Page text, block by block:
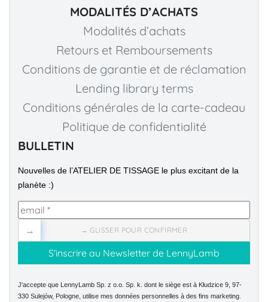
MODALITÉS D’ACHATS
Modalités d’achats
Retours et Remboursements
Conditions de garantie et de réclamation
Lending library terms
Conditions générales de la carte-cadeau
Politique de confidentialité
BULLETIN
Nouvelles de l’ATELIER DE TISSAGE le plus excitant de la
planète :)
→ GLISSER POUR CONFIRMER
→
J'accepte que LennyLamb Sp. z o.o. Sp. k. dont le siège est à Kłudzice 9, 97-
330 Sulejów, Pologne, utilise mes données personnelles à des fins marketing.